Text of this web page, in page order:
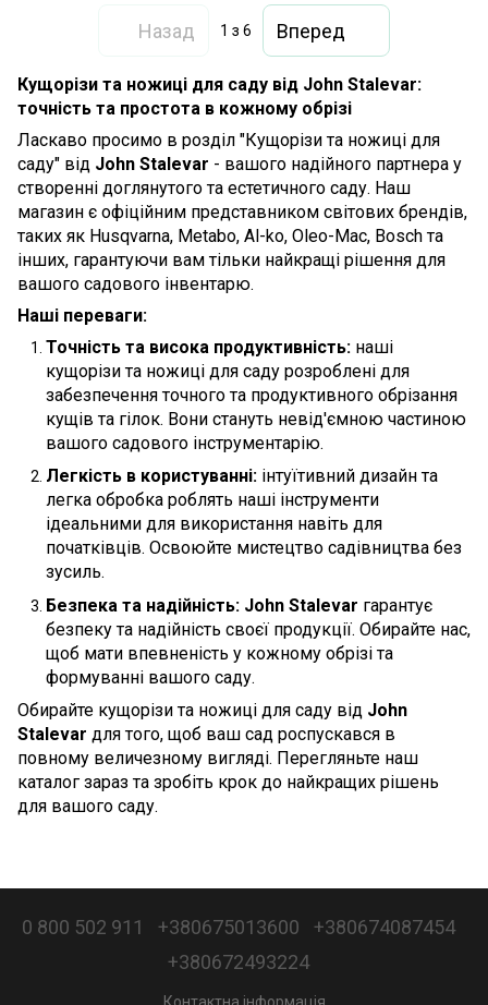
Назад 1 з 6 Вперед
Кущорізи та ножиці для саду від John Stalevar:
точність та простота в кожному обрізі
Ласкаво просимо в розділ "Кущорізи та ножиці для
саду" від John Stalevar - вашого надійного партнера у
створенні доглянутого та естетичного саду. Наш
магазин є офіційним представником світових брендів,
таких як Husqvarna, Metabo, Al-ko, Oleo-Mac, Bosch та
інших, гарантуючи вам тільки найкращі рішення для
вашого садового інвентарю.
Наші переваги:
Точність та висока продуктивність: наші
кущорізи та ножиці для саду розроблені для
забезпечення точного та продуктивного обрізання
кущів та гілок. Вони стануть невід'ємною частиною
вашого садового інструментарію.
Легкість в користуванні: інтуїтивний дизайн та
легка обробка роблять наші інструменти
ідеальними для використання навіть для
початківців. Освоюйте мистецтво садівництва без
зусиль.
Безпека та надійність: John Stalevar гарантує
безпеку та надійність своєї продукції. Обирайте нас,
щоб мати впевненість у кожному обрізі та
формуванні вашого саду.
Обирайте кущорізи та ножиці для саду від John
Stalevar для того, щоб ваш сад роспускався в
повному величезному вигляді. Перегляньте наш
каталог зараз та зробіть крок до найкращих рішень
для вашого саду.
0 800 502 911 +380675013600
+380674087454
+380672493224